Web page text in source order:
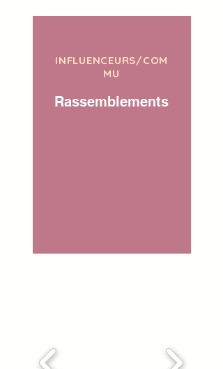
INFLUENCEURS/COM
MU
Rassemblements